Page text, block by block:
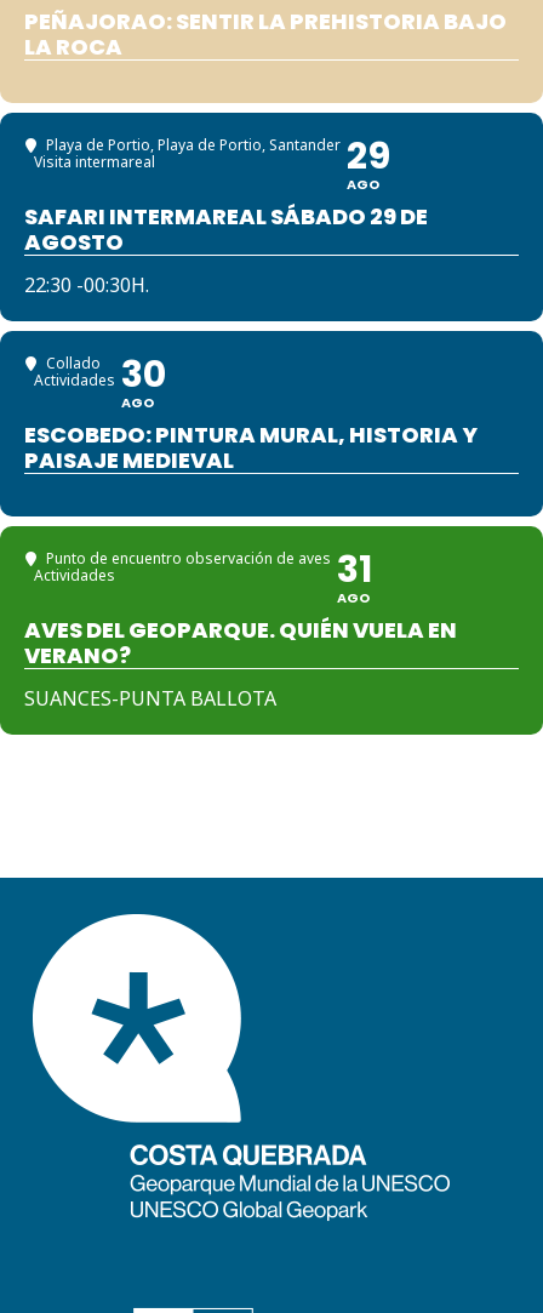
PEÑAJORAO: SENTIR LA PREHISTORIA BAJO
LA ROCA
Playa de Portio, Playa de Portio, Santander
Visita intermareal
29
AGO
SAFARI INTERMAREAL SÁBADO 29 DE
AGOSTO
22:30 -00:30H.
Collado
Actividades 30
AGO
ESCOBEDO: PINTURA MURAL, HISTORIA Y
PAISAJE MEDIEVAL
Punto de encuentro observación de aves
Actividades
31
AGO
AVES DEL GEOPARQUE. QUIÉN VUELA EN
VERANO?
SUANCES-PUNTA BALLOTA